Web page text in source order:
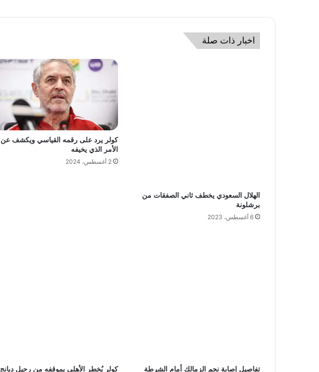
اخبار ذات صلة
الهلال السعودي يخطف ثاني الصفقات من
برشلونة
6 أغسطس، 2023
كولر يرد على رقمه القياسي ويكشف عن
الأمر الذي يخيفه
2 أغسطس، 2024
تفاصيل إصابة نجم الزمالك أمام الشرطة كولر يُخطر الأهلي بموقفه من رحيل ديانج